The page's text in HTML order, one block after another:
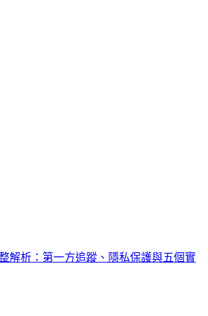
整解析：第一方追蹤、隱私保護與五個實